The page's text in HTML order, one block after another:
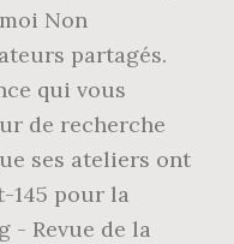
Non
partagés.
qui vous
de recherche
ses ateliers ont
145 pour la
- Revue de la